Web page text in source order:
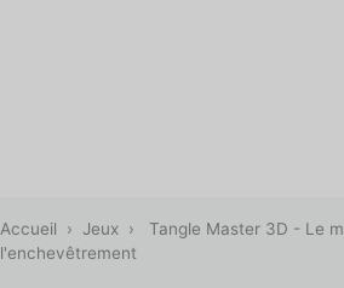
Accueil › Jeux ›
Tangle Master 3D - Le
l'enchevêtrement